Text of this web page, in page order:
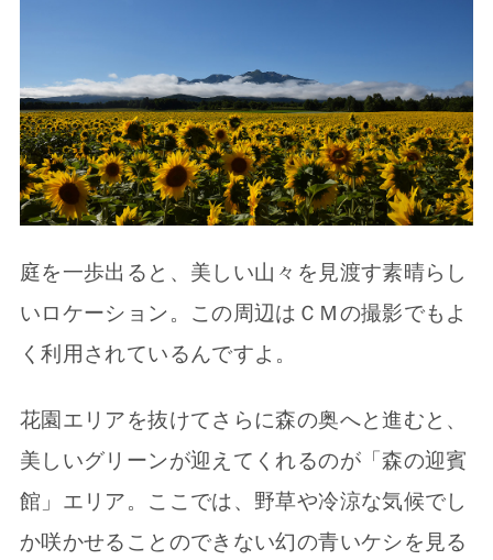
庭を一歩出ると、美しい山々を見渡す素晴らし
いロケーション。この周辺はＣＭの撮影でもよ
く利用されているんですよ。
花園エリアを抜けてさらに森の奥へと進むと、
美しいグリーンが迎えてくれるのが「森の迎賓
館」エリア。ここでは、野草や冷涼な気候でし
か咲かせることのできない幻の青いケシを見る